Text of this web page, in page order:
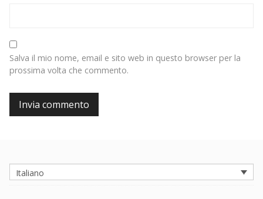
Salva il mio nome, email e sito web in questo browser per la
prossima volta che commento.
Italiano